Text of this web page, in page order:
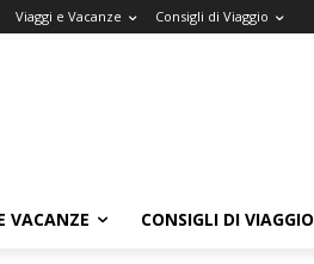
Viaggi e Vacanze Consigli di Viaggio
VACANZE CONSIGLI DI VIAGGIO